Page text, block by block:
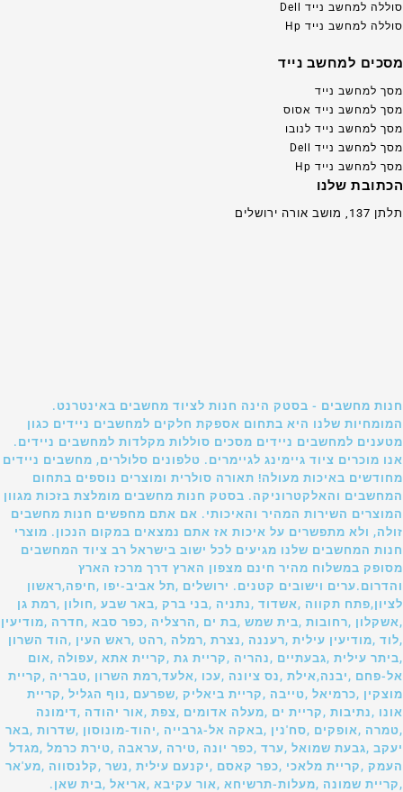
סוללה למחשב נייד Dell
סוללה למחשב נייד Hp
מסכים למחשב נייד
מסך למחשב נייד
מסך למחשב נייד אסוס
מסך למחשב נייד לנובו
מסך למחשב נייד Dell
מסך למחשב נייד Hp
הכתובת שלנו
תלתן 137, מושב אורה ירושלים
חנות מחשבים - בסטק הינה חנות לציוד מחשבים באינטרנט.
המומחיות שלנו היא בתחום אספקת חלקים למחשבים ניידים כגון
מטענים למחשבים ניידים מסכים סוללות מקלדות למחשבים ניידים.
אנו מוכרים ציוד גיימינג לגיימרים. טלפונים סלולרים, מחשבים ניידים
מחודשים באיכות מעולה! תאורה סולרית ומוצרים נוספים בתחום
המחשבים והאלקטרוניקה. בסטק חנות מחשבים מומלצת בזכות מגוון
המוצרים השירות המהיר והאיכותי. אם אתם מחפשים חנות מחשבים
זולה, ולא מתפשרים על איכות אז אתם נמצאים במקום הנכון. מוצרי
חנות המחשבים שלנו מגיעים לכל ישוב בישראל רב ציוד המחשבים
מסופק במשלוח מהיר חינם מצפון הארץ דרך מרכז הארץ
והדרום.ערים וישובים קטנים. ירושלים ,תל אביב-יפו ,חיפה,ראשון
לציון,פתח תקווה ,אשדוד ,נתניה ,בני ברק ,באר שבע ,חולון ,רמת גן
,אשקלון ,רחובות ,בית שמש ,בת ים ,הרצליה ,כפר סבא ,חדרה ,מודיעין
,לוד ,מודיעין עילית ,רעננה ,נצרת ,רמלה ,רהט ,ראש העין ,הוד השרון
,ביתר עילית ,גבעתיים ,נהריה ,קריית גת ,קריית אתא ,עפולה ,אום
אל-פחם ,יבנה,אילת ,נס ציונה ,עכו ,אלעד,רמת השרון ,טבריה ,קריית
מוצקין ,כרמיאל ,טייבה ,קריית ביאליק ,שפרעם ,נוף הגליל ,קריית
אונו ,נתיבות ,קריית ים ,מעלה אדומים ,צפת ,אור יהודה ,דימונה
,טמרה ,אופקים ,סח'נין ,באקה אל-גרבייה ,יהוד-מונוסון ,שדרות ,באר
יעקב ,גבעת שמואל ,ערד ,כפר יונה ,טירה ,עראבה ,טירת כרמל ,מגדל
העמק ,קריית מלאכי ,כפר קאסם ,יקנעם עילית ,נשר ,קלנסווה ,מע'אר
,קריית שמונה ,מעלות-תרשיחא ,אור עקיבא ,אריאל ,בית שאן.